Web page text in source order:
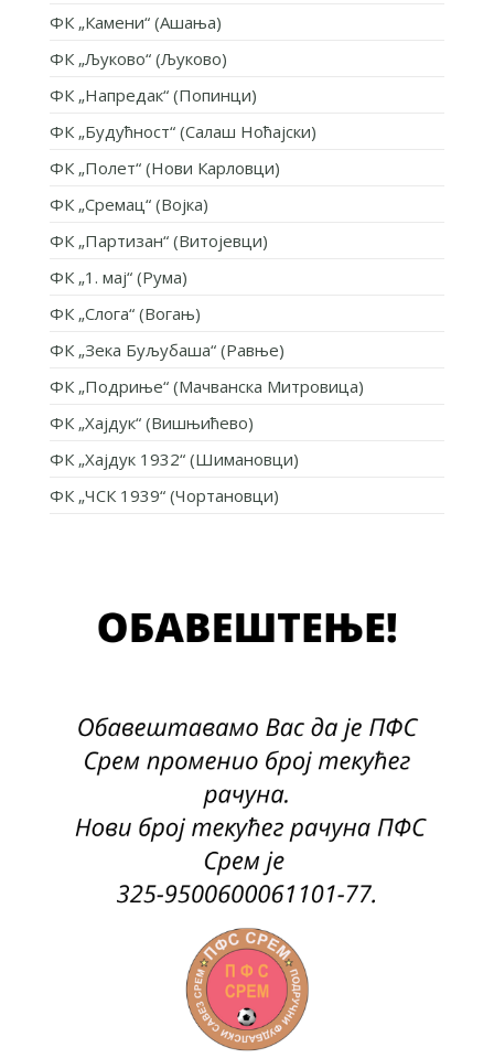
ФК „Камени“ (Ашања)
ФК „Љуково“ (Љуково)
ФК „Напредак“ (Попинци)
ФК „Будућност“ (Салаш Ноћајски)
ФК „Полет“ (Нови Карловци)
ФК „Сремац“ (Војка)
ФК „Партизан“ (Витојевци)
ФК „1. мај“ (Рума)
ФК „Слога“ (Вогањ)
ФК „Зека Буљубаша“ (Равње)
ФК „Подриње“ (Мачванска Митровица)
ФК „Хајдук“ (Вишњићево)
ФК „Хајдук 1932“ (Шимановци)
ФК „ЧСК 1939“ (Чортановци)